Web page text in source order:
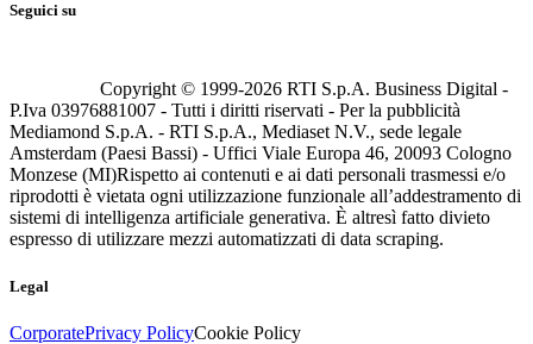
Seguici su
Copyright © 1999-2026 RTI S.p.A. Business Digital -
P.Iva 03976881007 - Tutti i diritti riservati - Per la pubblicità
Mediamond S.p.A. - RTI S.p.A., Mediaset N.V., sede legale
Amsterdam (Paesi Bassi) - Uffici Viale Europa 46, 20093 Cologno
Monzese (MI)Rispetto ai contenuti e ai dati personali trasmessi e/o
riprodotti è vietata ogni utilizzazione funzionale all’addestramento di
sistemi di intelligenza artificiale generativa. È altresì fatto divieto
espresso di utilizzare mezzi automatizzati di data scraping.
Legal
CorporatePrivacy PolicyCookie Policy